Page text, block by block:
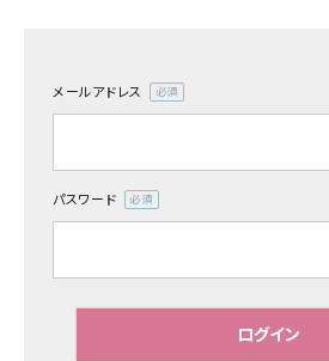
ご利用ガイド
メールアドレス
パスワード
ログイン